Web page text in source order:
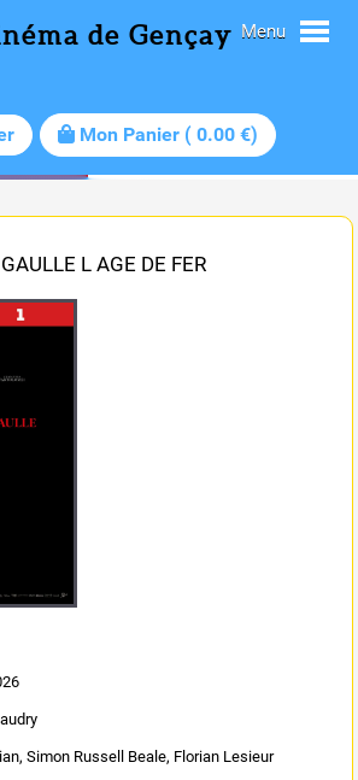
de Gençay
Mon Panier (0.00 €)
Menu
L AGE DE FER
Simon Russell Beale, Florian Lesieur